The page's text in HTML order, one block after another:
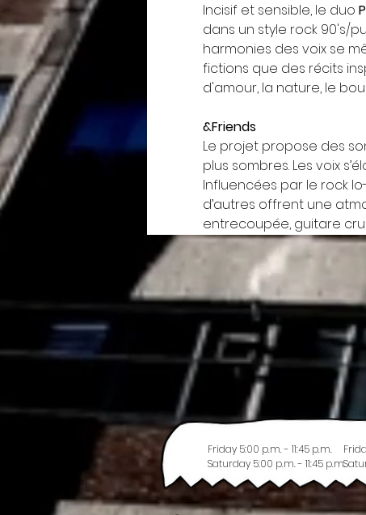
Incisif et sensible, le duo
dans un style rock 90's/
harmonies des voix se
fictions que des récits
d'amour, la nature, le
&Friends
Le projet propose des
plus sombres. Les voix
Influencées par le rock
d’autres offrent une
entrecoupée, guitare
Friday 5:00 p.m. - 11:45 p.m.
Saturday 5:00 p.m. - 11:45 p.m.